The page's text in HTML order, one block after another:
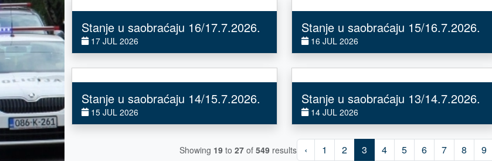
Stanje u saobraćaju 16/17.7.2026.
17 JUL 2026
Stanje u saobraćaju 15/16.7.2026.
16 JUL 2026
Stanje u saobraćaju 14/15.7.2026.
15 JUL 2026
Stanje u saobraćaju 13/14.7.2026.
14 JUL 2026
Showing 19to 27of 549results ‹ 1 2 3 4 5 6 7 8 9